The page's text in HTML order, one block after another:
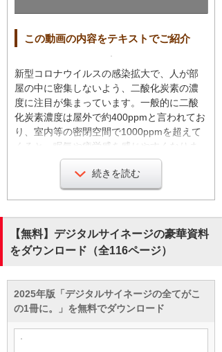
この動画の内容をテキストでご紹介
新型コロナウイルスの感染拡大で、人が部
屋の中に密集しないよう、二酸化炭素の濃
度に注目が集まっています。一般的に二酸
化炭素濃度は屋外で約400ppmと言われてお
り、室内等の密閉空間で1000ppmを超えて
くると、眠気や疲労感を感じやすくなりま
す。さらに高い濃度の環境下では倦怠感、
頭痛、耳鳴り、息苦しさ等の症状が現れる
こともあります。
そこで、二酸化炭素の計測機器のCO2れん
ら君の紹介をします。CO2れんら君は、二
酸化炭素濃度を計測表示して通知する機器
術を使い、CO2濃度を表示させることで、
オフィスのスペース有効活用できます。
も安心して働けます。
続きを読む
【無料】デジタルサイネージの豪華資料
をダウンロード（全116ページ）
2025年版「デジタルサイネージの全てがこ
の1冊に。」を無料でダウンロード